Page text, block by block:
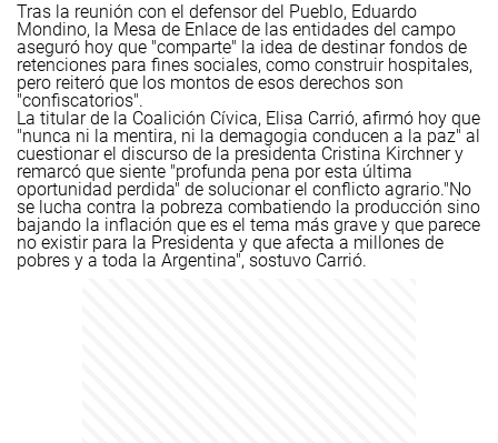
Tras la reunión con el defensor del Pueblo, Eduardo
Mondino, la Mesa de Enlace de las entidades del campo
aseguró hoy que "comparte" la idea de destinar fondos de
retenciones para fines sociales, como construir hospitales,
pero reiteró que los montos de esos derechos son
"confiscatorios".
La titular de la Coalición Cívica, Elisa Carrió, afirmó hoy que
"nunca ni la mentira, ni la demagogia conducen a la paz" al
cuestionar el discurso de la presidenta Cristina Kirchner y
remarcó que siente "profunda pena por esta última
oportunidad perdida" de solucionar el conflicto agrario."No
se lucha contra la pobreza combatiendo la producción sino
bajando la inflación que es el tema más grave y que parece
no existir para la Presidenta y que afecta a millones de
pobres y a toda la Argentina", sostuvo Carrió.